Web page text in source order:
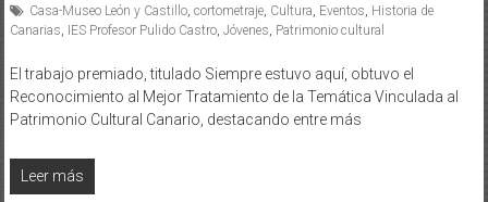
Casa-Museo León y Castillo, cortometraje, Cultura, Eventos, Historia de
Canarias, IES Profesor Pulido Castro, Jóvenes, Patrimonio cultural
El trabajo premiado, titulado Siempre estuvo aquí, obtuvo el
Reconocimiento al Mejor Tratamiento de la Temática Vinculada al
Patrimonio Cultural Canario, destacando entre más
Leer más